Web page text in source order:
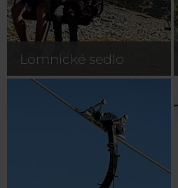
Lomnické sedlo